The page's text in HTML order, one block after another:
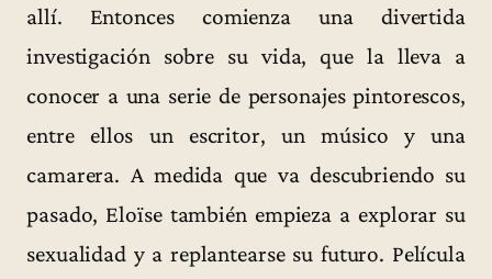
allí. Entonces comienza una divertida
investigación sobre su vida, que la lleva a
conocer a una serie de personajes pintorescos,
entre ellos un escritor, un músico y una
camarera. A medida que va descubriendo su
pasado, Eloïse también empieza a explorar su
sexualidad y a replantearse su futuro. Película